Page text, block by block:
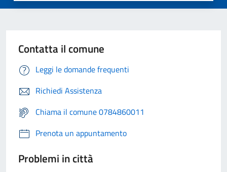
Contatta il comune
Leggi le domande frequenti
Richiedi Assistenza
Chiama il comune 0784860011
Prenota un appuntamento
Problemi in città